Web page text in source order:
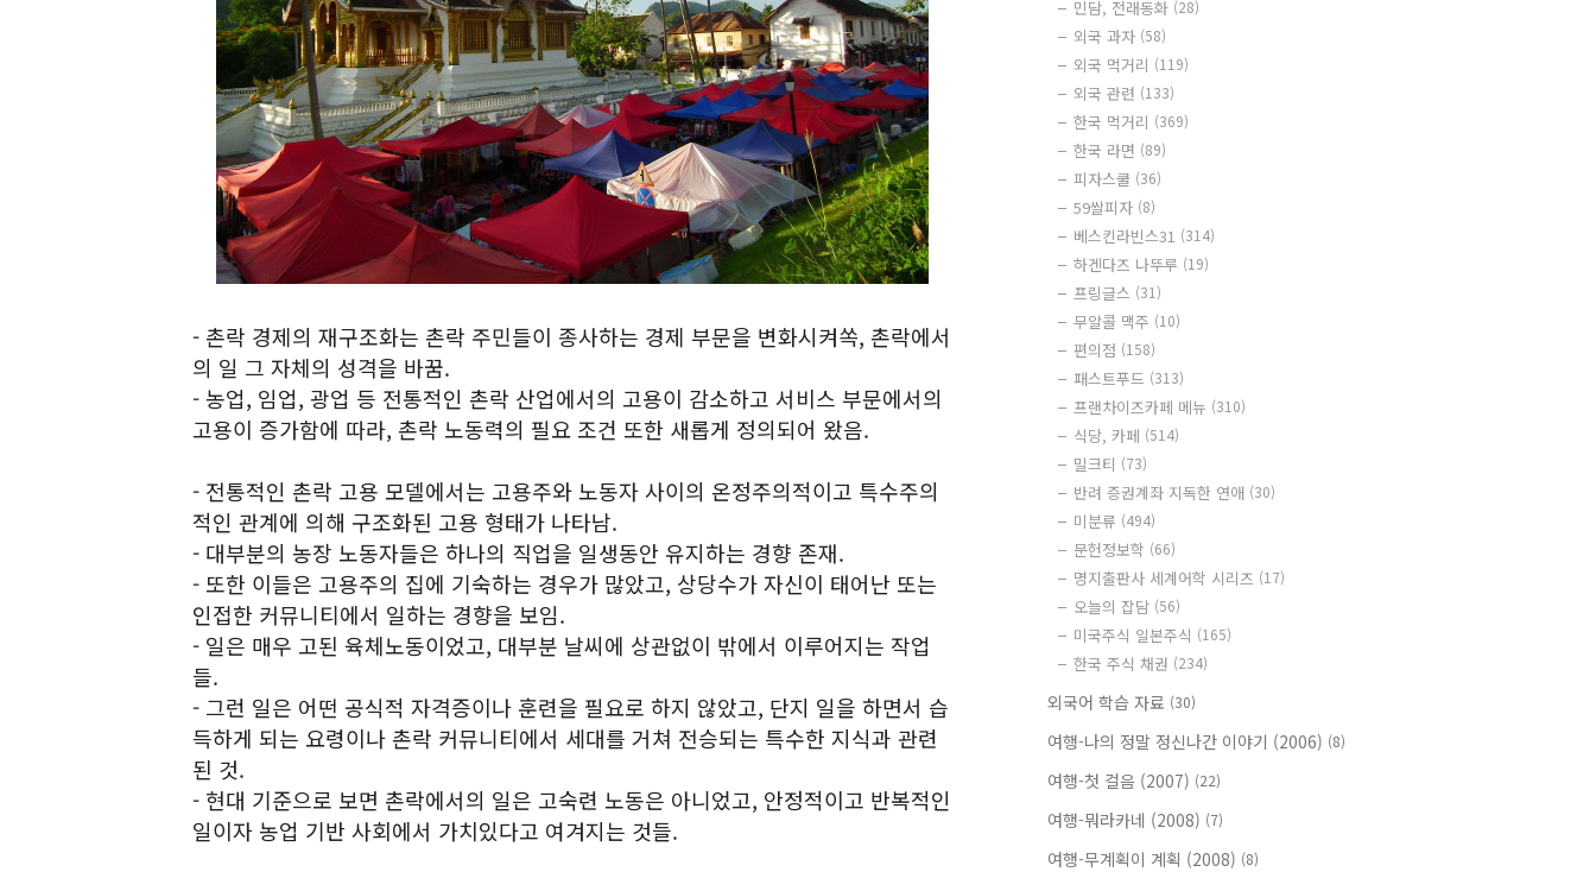
- 촌락 경제의 재구조화는 촌락 주민들이 종사하는 경제 부문을 변화시켜쏙, 촌락에서
의 일 그 자체의 성격을 바꿈.
- 농업, 임업, 광업 등 전통적인 촌락 산업에서의 고용이 감소하고 서비스 부문에서의
고용이 증가함에 따라, 촌락 노동력의 필요 조건 또한 새롭게 정의되어 왔음.
- 전통적인 촌락 고용 모델에서는 고용주와 노동자 사이의 온정주의적이고 특수주의
적인 관계에 의해 구조화된 고용 형태가 나타남.
- 대부분의 농장 노동자들은 하나의 직업을 일생동안 유지하는 경향 존재.
- 또한 이들은 고용주의 집에 기숙하는 경우가 많았고, 상당수가 자신이 태어난 또는
인접한 커뮤니티에서 일하는 경향을 보임.
- 일은 매우 고된 육체노동이었고, 대부분 날씨에 상관없이 밖에서 이루어지는 작업
들.
- 그런 일은 어떤 공식적 자격증이나 훈련을 필요로 하지 않았고, 단지 일을 하면서 습
득하게 되는 요령이나 촌락 커뮤니티에서 세대를 거쳐 전승되는 특수한 지식과 관련
된 것.
- 현대 기준으로 보면 촌락에서의 일은 고숙련 노동은 아니었고, 안정적이고 반복적인
일이자 농업 기반 사회에서 가치있다고 여겨지는 것들.
민담, 전래동화 (28)
외국 과자 (58)
외국 먹거리 (119)
외국 관련 (133)
한국 먹거리 (369)
한국 라면 (89)
피자스쿨 (36)
59쌀피자 (8)
베스킨라빈스31 (314)
하겐다즈 나뚜루 (19)
프링글스 (31)
무알콜 맥주 (10)
편의점 (158)
패스트푸드 (313)
프랜차이즈카페 메뉴 (310)
식당, 카페 (514)
밀크티 (73)
반려 증권계좌 지독한 연애 (30)
미분류 (494)
문헌정보학 (66)
명지출판사 세계어학 시리즈 (17)
오늘의 잡담 (56)
미국주식 일본주식 (165)
한국 주식 채권 (234)
외국어 학습 자료 (30)
여행-나의 정말 정신나간 이야기 (2006) (8)
여행-첫 걸음 (2007) (22)
여행-뭐라카네 (2008) (7)
여행-무계획이 계획 (2008) (8)